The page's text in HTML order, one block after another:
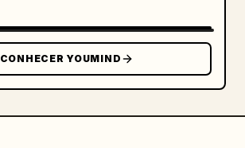
CONHECER YOUMIND